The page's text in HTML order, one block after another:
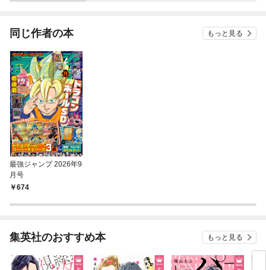
同じ作者の本 もっと見る
最強ジャンプ 2026年9
月号
674
集英社のおすすめ本 もっと見る